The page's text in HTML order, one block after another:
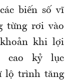
biến số vĩ
từng rơi vào
khi lợi
cao kỷ lục
lộ trình tăng